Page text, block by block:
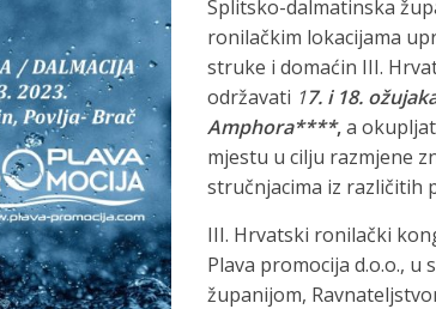
Splitsko-dalmatinska
ronilačkim lokacijama
struke i domaćin III.
održavati 17. i 18.
Amphora****,a
mjestu u cilju razmjene
stručnjacima iz različitih
III. Hrvatski ronilački
Plava promocija d.o.o.,
županijom,